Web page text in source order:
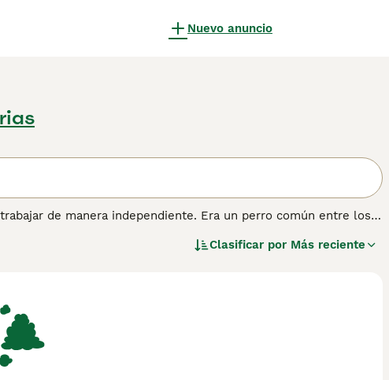
Nuevo anuncio
de manera independiente. Era un perro común entre los
temperamental. Puede ser utilizado en deportes caninos como
Clasificar por Más reciente